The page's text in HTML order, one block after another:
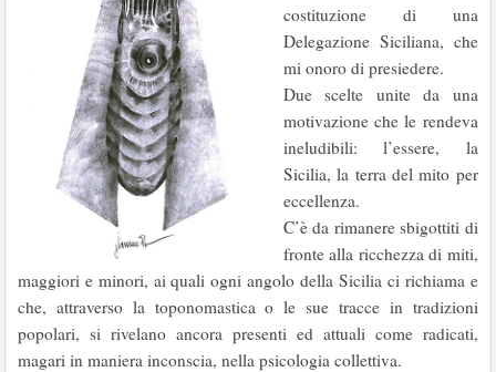
costituzione di una
Delegazione Siciliana, che
mi onoro di presiedere.
Due scelte unite da una
motivazione che le rendeva
ineludibili: l’essere, la
Sicilia, la terra del mito per
eccellenza.
C’è da rimanere sbigottiti di
fronte alla ricchezza di miti,
maggiori e minori, ai quali ogni angolo della Sicilia ci richiama e
che, attraverso la toponomastica o le sue tracce in tradizioni
popolari, si rivelano ancora presenti ed attuali come radicati,
magari in maniera inconscia, nella psicologia collettiva.